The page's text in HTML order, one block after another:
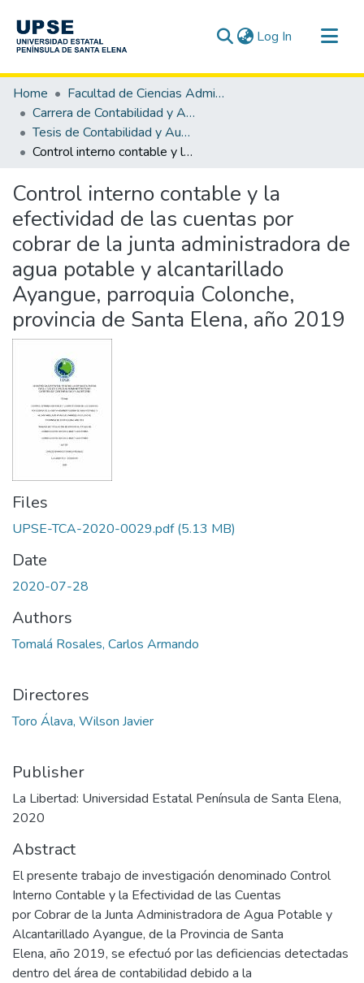
Log In (current)
Communities & Collections
All of DSpace
Statistics
Home
Facultad de Ciencias Administrativas
Carrera de Contabilidad y Auditoría
Tesis de Contabilidad y Auditoría
Control interno contable y la efectividad de las cuentas por cobrar de la junta administradora de agua potable y alcantarillado Ayangue, parroquia Colonche, provincia de Santa Elena, año 2019
Control interno contable y la
efectividad de las cuentas por
cobrar de la junta administradora de
agua potable y alcantarillado
Ayangue, parroquia Colonche,
provincia de Santa Elena, año 2019
Files
UPSE-TCA-2020-0029.pdf(5.13 MB)
Date
2020-07-28
Authors
Tomalá Rosales, Carlos Armando
Directores
Toro Álava, Wilson Javier
Publisher
La Libertad: Universidad Estatal Península de Santa Elena,
2020
Abstract
El presente trabajo de investigación denominado Control
Interno Contable y la Efectividad de las Cuentas
por Cobrar de la Junta Administradora de Agua Potable y
Alcantarillado Ayangue, de la Provincia de Santa
Elena, año 2019, se efectuó por las deficiencias detectadas
dentro del área de contabilidad debido a la